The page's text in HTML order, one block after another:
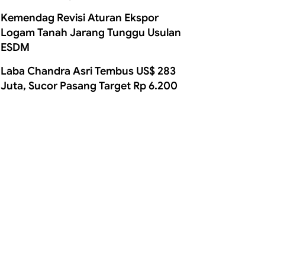
Kemendag Revisi Aturan Ekspor
Logam Tanah Jarang Tunggu Usulan
ESDM
Laba Chandra Asri Tembus US$ 283
Juta, Sucor Pasang Target Rp 6.200